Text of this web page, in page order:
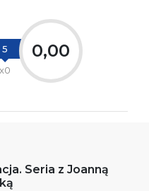
5
x0
0,00
Seria z Joanną